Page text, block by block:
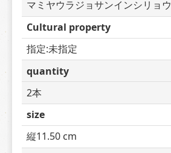
マミヤウラジョサンインシリョウ
Cultural property
指定:未指定
quantity
2本
size
縦11.50 cm